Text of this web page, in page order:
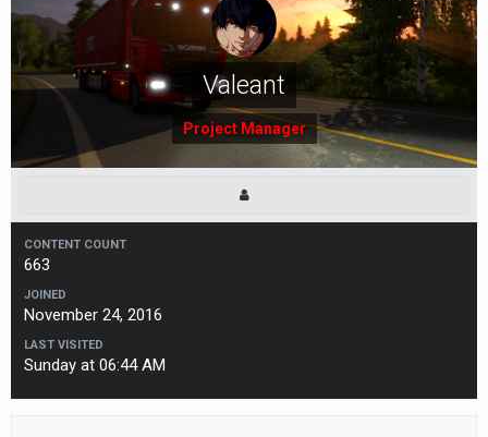
Valeant
Project Manager
CONTENT COUNT
663
JOINED
November 24, 2016
LAST VISITED
Sunday at 06:44 AM